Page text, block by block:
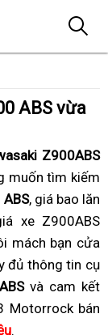
Z900ABS
muốn tìm kiếm
,lấy
bản
số
liền
giá bao lăn
xe Z900ABS
giá
Kawasaki
Z900
ABS
vừa
mách bạn cửa
đủ thông tin cụ
và cam kết
Motorrock bán
tiếng
.